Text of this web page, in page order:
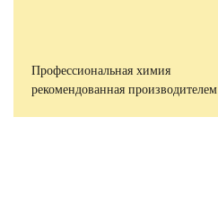
Профессиональная химия
рекомендованная производителем